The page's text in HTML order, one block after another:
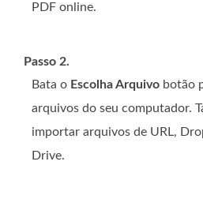
PDF online.
Passo 2.
Bata o Escolha Arquivo botão
arquivos do seu computador.
importar arquivos de URL,
Drive.